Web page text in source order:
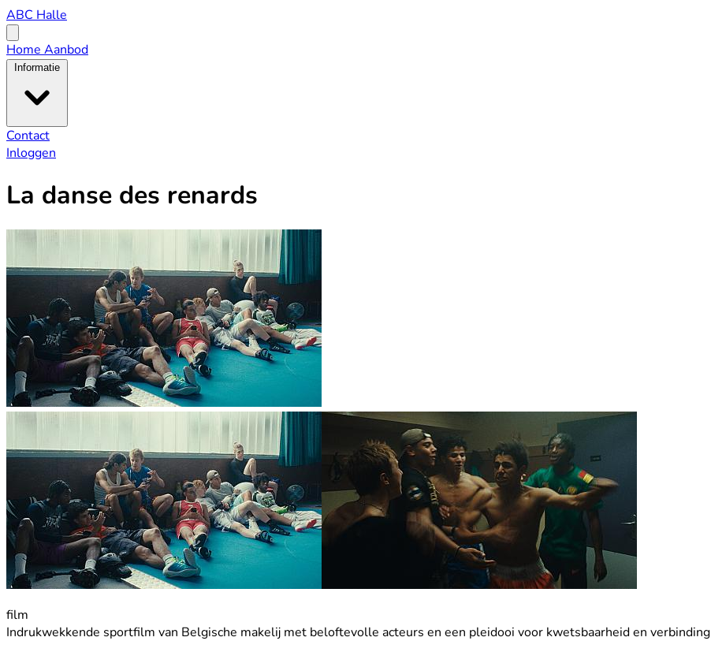
ABC
Halle
ABC Halle
menu
Home Aanbod
Informatie
Contact
Inloggen
La danse des renards
film
Indrukwekkende sportfilm van Belgische makelij met beloftevolle acteurs en een pleidooi voor kwetsbaarheid en verbinding